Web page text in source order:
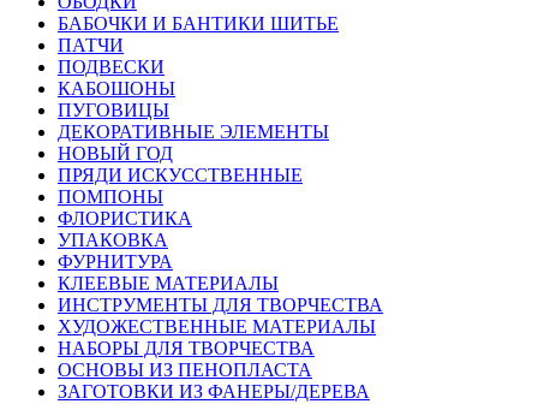
БАБОЧКИ И БАНТИКИ ШИТЬЕ
ПАТЧИ
ПОДВЕСКИ
КАБОШОНЫ
ПУГОВИЦЫ
ДЕКОРАТИВНЫЕ ЭЛЕМЕНТЫ
НОВЫЙ ГОД
ПРЯДИ ИСКУССТВЕННЫЕ
ПОМПОНЫ
ФЛОРИСТИКА
УПАКОВКА
ФУРНИТУРА
КЛЕЕВЫЕ МАТЕРИАЛЫ
ИНСТРУМЕНТЫ ДЛЯ ТВОРЧЕСТВА
ХУДОЖЕСТВЕННЫЕ МАТЕРИАЛЫ
НАБОРЫ ДЛЯ ТВОРЧЕСТВА
ОСНОВЫ ИЗ ПЕНОПЛАСТА
ЗАГОТОВКИ ИЗ ФАНЕРЫ/ДЕРЕВА